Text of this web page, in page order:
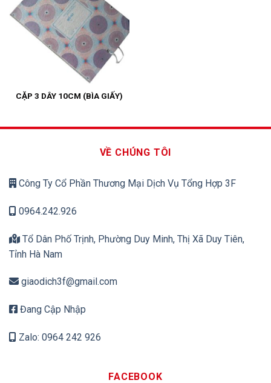
CẶP 3 DÂY 10CM (BÌA GIẤY)
VỀ CHÚNG TÔI
Công Ty Cổ Phần Thương Mại Dịch Vụ Tổng Hợp 3F
0964.242.926
Tổ Dân Phố Trịnh, Phường Duy Minh, Thị Xã Duy Tiên,
Tỉnh Hà Nam
giaodich3f@gmail.com
Đang Cập Nhập
Zalo: 0964 242 926
FACEBOOK